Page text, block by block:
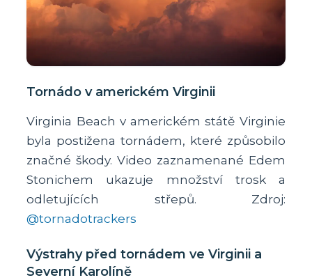
Tornádo v americkém Virginii
Virginia Beach v americkém státě Virginie
byla postižena tornádem, které způsobilo
značné škody. Video zaznamenané Edem
Stonichem ukazuje množství trosk a
odletujících střepů. Zdroj:
@tornadotrackers
Výstrahy před tornádem ve Virginii a
Severní Karolíně